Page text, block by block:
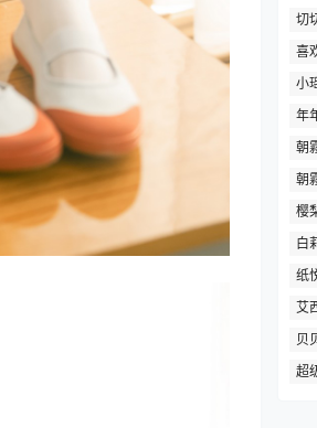
切
喜
小
年
朝
朝
樱
白
纸
艾
贝
超